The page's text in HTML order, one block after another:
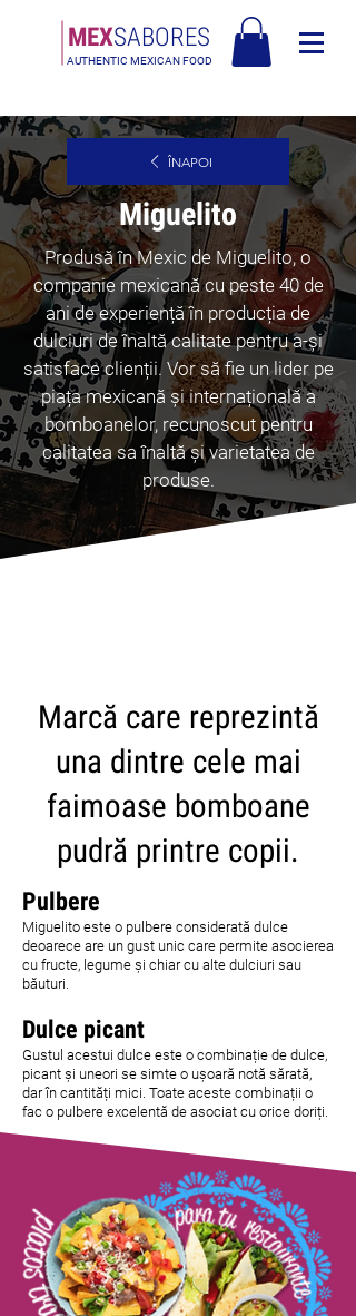
MEXSABORES
AUTHENTIC MEXICAN FOOD
ÎNAPOI
Miguelito
Produsă în Mexic de Miguelito, o
companie mexicană cu peste 40 de
ani de experiență în producția de
dulciuri de înaltă calitate pentru a-și
satisface clienții. Vor să fie un lider pe
piața mexicană și internațională a
bomboanelor, recunoscut pentru
calitatea sa înaltă și varietatea de
produse.
Marcă care reprezintă
una dintre cele mai
faimoase bomboane
pudră printre copii.
Pulbere
Miguelito este o pulbere considerată dulce
deoarece are un gust unic care permite asocierea
cu fructe, legume și chiar cu alte dulciuri sau
băuturi.
Dulce picant
Gustul acestui dulce este o combinație de dulce,
picant și uneori se simte o ușoară notă sărată,
dar în cantități mici. Toate aceste combinații o
fac o pulbere excelentă de asociat cu orice doriți.